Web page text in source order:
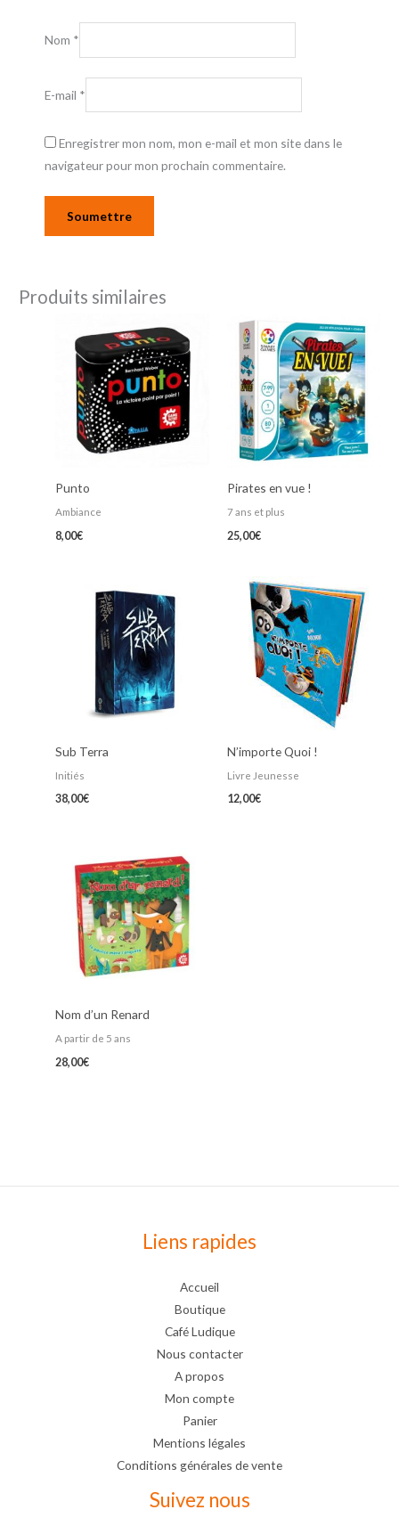
Nom *
E-mail *
Enregistrer mon nom, mon e-mail et mon site dans le
navigateur pour mon prochain commentaire.
Produits similaires
Punto
Ambiance
8,00€
Pirates en vue !
7 ans et plus
25,00€
Sub Terra
Initiés
38,00€
N’importe Quoi !
Livre Jeunesse
12,00€
Nom d’un Renard
A partir de 5 ans
28,00€
Liens rapides
Accueil
Boutique
Café Ludique
Nous contacter
A propos
Mon compte
Panier
Mentions légales
Conditions générales de vente
Suivez nous